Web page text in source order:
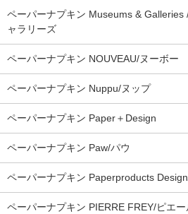
ペーパーナプキン Museums & Galleries
ャラリーズ
ペーパーナプキン NOUVEAU/ヌーボー
ペーパーナプキン Nuppu/ヌップ
ペーパーナプキン Paper＋Design
ペーパーナプキン Paw/パウ
ペーパーナプキン Paperproducts
ペーパーナプキン PIERRE FREY/ピエー